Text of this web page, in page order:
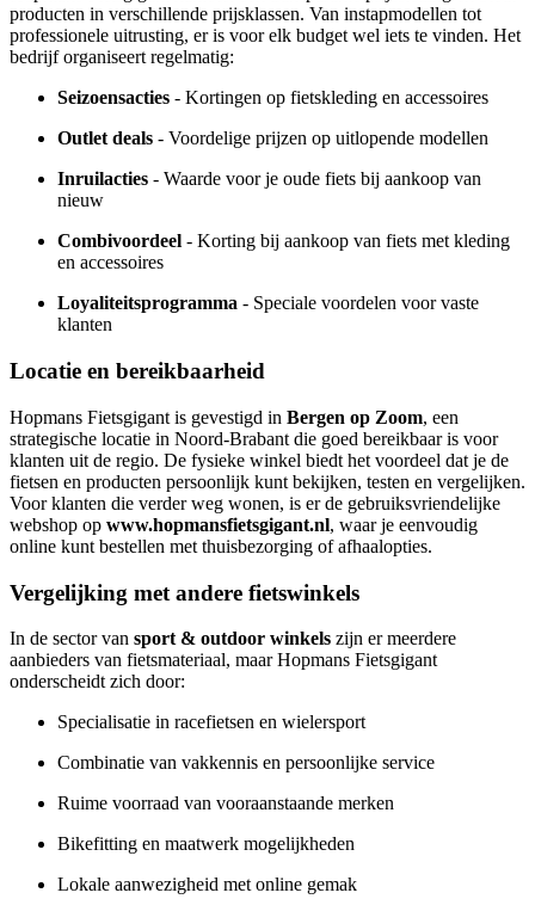
producten in verschillende prijsklassen. Van instapmodellen tot
professionele uitrusting, er is voor elk budget wel iets te vinden. Het
bedrijf organiseert regelmatig:
Seizoensacties - Kortingen op fietskleding en accessoires
Outlet deals - Voordelige prijzen op uitlopende modellen
Inruilacties - Waarde voor je oude fiets bij aankoop van
nieuw
Combivoordeel - Korting bij aankoop van fiets met kleding
en accessoires
Loyaliteitsprogramma - Speciale voordelen voor vaste
klanten
Locatie en bereikbaarheid
Hopmans Fietsgigant is gevestigd in Bergen op Zoom, een
strategische locatie in Noord-Brabant die goed bereikbaar is voor
klanten uit de regio. De fysieke winkel biedt het voordeel dat je de
fietsen en producten persoonlijk kunt bekijken, testen en vergelijken.
Voor klanten die verder weg wonen, is er de gebruiksvriendelijke
webshop op www.hopmansfietsgigant.nl, waar je eenvoudig
online kunt bestellen met thuisbezorging of afhaalopties.
Vergelijking met andere fietswinkels
In de sector van sport & outdoor winkels zijn er meerdere
aanbieders van fietsmateriaal, maar Hopmans Fietsgigant
onderscheidt zich door:
Specialisatie in racefietsen en wielersport
Combinatie van vakkennis en persoonlijke service
Ruime voorraad van vooraanstaande merken
Bikefitting en maatwerk mogelijkheden
Lokale aanwezigheid met online gemak